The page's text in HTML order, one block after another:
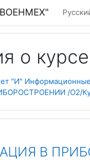
о курсе
"И"
/О2/
В